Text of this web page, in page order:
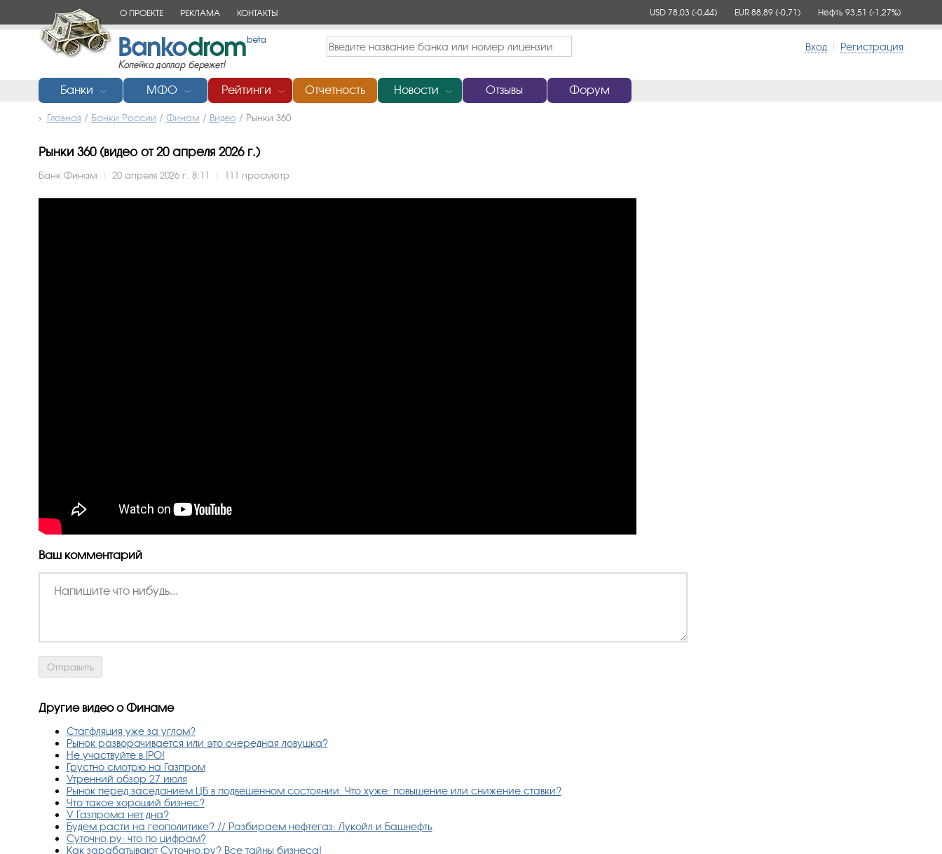
О ПРОЕКТЕ РЕКЛАМА КОНТАКТЫ USD 78,03 (-0,44) EUR 88,89 (-0,71) Нефть 93,51 (-1,27%)
Вход | Регистрация
Банки ﹀ МФО ﹀ Рейтинги ﹀ Отчетность Новости ﹀ Отзывы Форум
Главная/ Банки России / Финам / Видео / Рынки 360
Рынки 360 (видео от 20 апреля 2026 г.)
Банк Финам | 20 апреля 2026 г. 8:11 | 111 просмотр
Ваш комментарий
Другие видео о Финаме
Стагфляция уже за углом?
Рынок разворачивается или это очередная ловушка?
Не участвуйте в IPO!
Грустно смотрю на Газпром
Утренний обзор 27 июля
Рынок перед заседанием ЦБ в подвешенном состоянии. Что хуже: повышение или снижение ставки?
Что такое хороший бизнес?
У Газпрома нет дна?
Будем расти на геополитике? // Разбираем нефтегаз: Лукойл и Башнефть
Суточно.ру: что по цифрам?
Как зарабатывают Суточно.ру? Все тайны бизнеса!